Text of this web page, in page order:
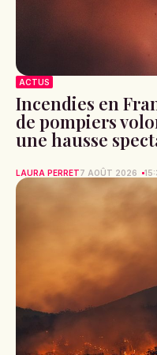
ACTUS
Incendies en
de pompiers
une hausse
LAURA PERRET7 AOÛT 2026